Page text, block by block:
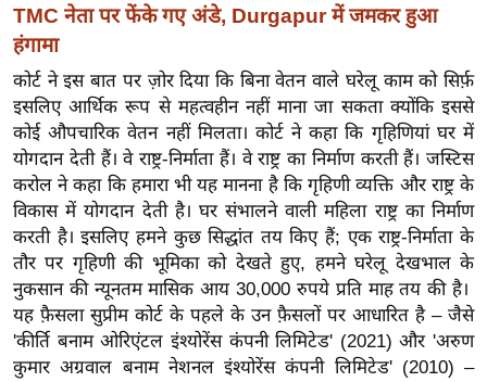
मि
सा
ल
श
ख्सि
य
त
यं
ग
इं
डि
या
सा
TMC नेता पर फेंके गए अंडे, Durgapur में जमकर हुआ
हंगामा
कोर्ट ने इस बात पर ज़ोर दिया कि बिना वेतन वाले घरेलू काम को सिर्फ़
इसलिए आर्थिक रूप से महत्वहीन नहीं माना जा सकता क्योंकि इससे
कोई औपचारिक वेतन नहीं मिलता। कोर्ट ने कहा कि गृहिणियां घर में
योगदान देती हैं। वे राष्ट्र-निर्माता हैं। वे राष्ट्र का निर्माण करती हैं। जस्टिस
करोल ने कहा कि हमारा भी यह मानना ​​है कि गृहिणी व्यक्ति और राष्ट्र के
विकास में योगदान देती है। घर संभालने वाली महिला राष्ट्र का निर्माण
करती है। इसलिए हमने कुछ सिद्धांत तय किए हैं; एक राष्ट्र-निर्माता के
तौर पर गृहिणी की भूमिका को देखते हुए, हमने घरेलू देखभाल के
नुकसान की न्यूनतम मासिक आय 30,000 रुपये प्रति माह तय की है।
यह फ़ैसला सुप्रीम कोर्ट के पहले के उन फ़ैसलों पर आधारित है – जैसे
'कीर्ति बनाम ओरिएंटल इंश्योरेंस कंपनी लिमिटेड' (2021) और 'अरुण
कुमार अग्रवाल बनाम नेशनल इंश्योरेंस कंपनी लिमिटेड' (2010) –